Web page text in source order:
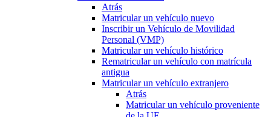
Atrás
Matricular un vehículo nuevo
Inscribir un Vehículo de Movilidad
Personal (VMP)
Matricular un vehículo histórico
Rematricular un vehículo con matrícula
antigua
Matricular un vehículo extranjero
Atrás
Matricular un vehículo proveniente